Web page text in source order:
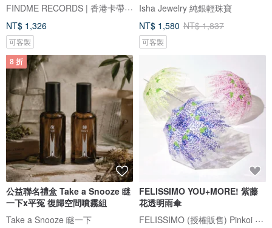
FINDME RECORDS | 香港卡帶唱片生活店
NT$ 1,326
可客製
Isha Jewelry 純銀輕珠寶
NT$ 1,580 NT$ 1,837
可客製
8 折
公益聯名禮盒 Take a Snooze 瞇
一下x平冤 復歸空間噴霧組
Take a Snooze 瞇一下
FELISSIMO YOU+MORE! 紫藤
花透明雨傘
FELISSIMO (授權販售) Pinkoi 品牌形象館